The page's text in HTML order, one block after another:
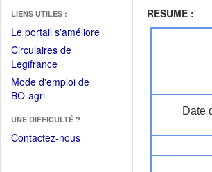
LIENS UTILES :
Le portail s'améliore(Fichier
Circulaires de
Legifrance(Ouvrir
dans
une
fenêtre)
Mode d'emploi de
BO-agri(Ouvrir
une
nouvelle
UNE DIFFICULTÉ ?
Contactez-nous
RESUME :
Date